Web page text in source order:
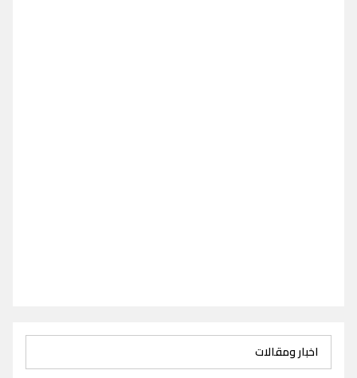
اخبار ومقالات